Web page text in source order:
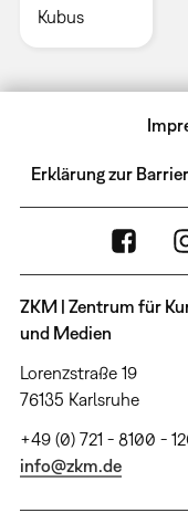
Kubus
Erklärung zur
ZKM | Zentrum für
und Medien
Lorenzstraße 19
76135 Karlsruhe
+49 (0) 721 - 8100 -
info@zkm.de